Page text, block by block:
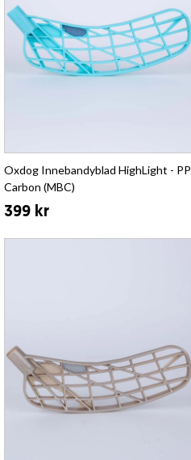
Oxdog Innebandyblad HighLight - PP
Carbon (MBC)
399 kr